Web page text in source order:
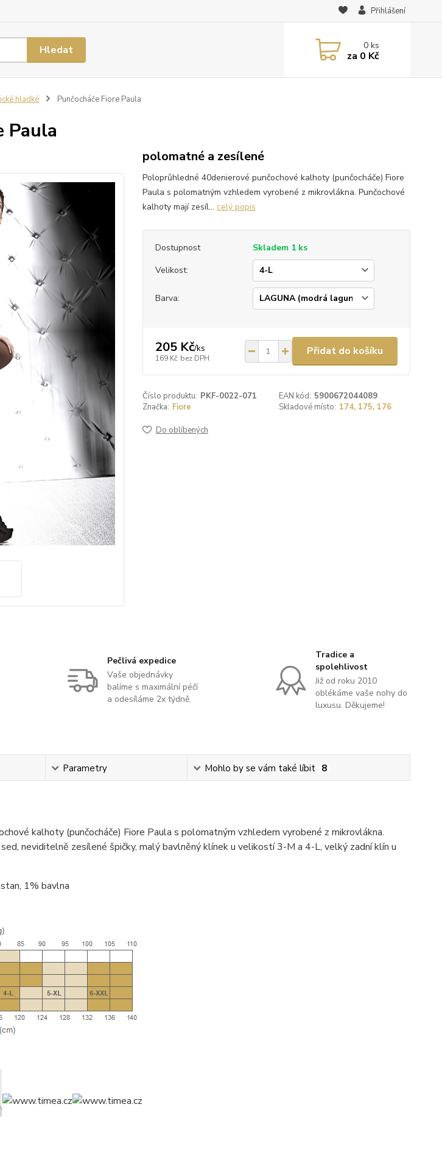
Přihlášení
Hledat 0ks
za 0 Kč
hladké Punčocháče Fiore Paula
Paula
polomatné a zesílené
Poloprůhledné 40denierové punčochové kalhoty (punčocháče) Fiore
Paula s polomatným vzhledem vyrobené z mikrovlákna. Punčochové
kalhoty mají zesíl... celý popis
Dostupnost
Skladem 1 ks
Velikost:
Barva:
205 Kč/ks
169 Kč bez DPH
Přidat do košíku
Číslo produktu: PKF-0022-071 EAN kód: 5900672044089
Značka: Fiore Skladové místo: 174, 175, 176
Do oblíbených
Pečlivá expedice
Vaše objednávky
balíme s maximální péčí
a odesíláme 2x týdně.
Tradice a
spolehlivost
Již od roku 2010
oblékáme vaše nohy do
luxusu. Děkujeme!
Parametry Mohlo by se vám také líbit 8
kalhoty (punčocháče) Fiore Paula s polomatným vzhledem vyrobené z mikrovlákna.
neviditelně zesílené špičky, malý bavlněný klínek u velikostí 3-M a 4-L, velký zadní klín u
1% bavlna